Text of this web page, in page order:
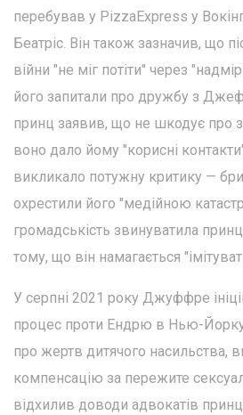
перебував у PizzaExpress у
Беатріс. Він також зазначив, що
війни "не міг потіти" через
його запитали про дружбу з
принц заявив, що не шкодує про
воно дало йому "корисні
викликало потужну критику —
охрестили його "медійною
громадськість звинуватила
тому, що він намагається
У серпні 2021 року Джуффре
процес проти Ендрю в Нью-
про жертв дитячого насильства,
компенсацію за пережите
відхилив доводи адвокатів